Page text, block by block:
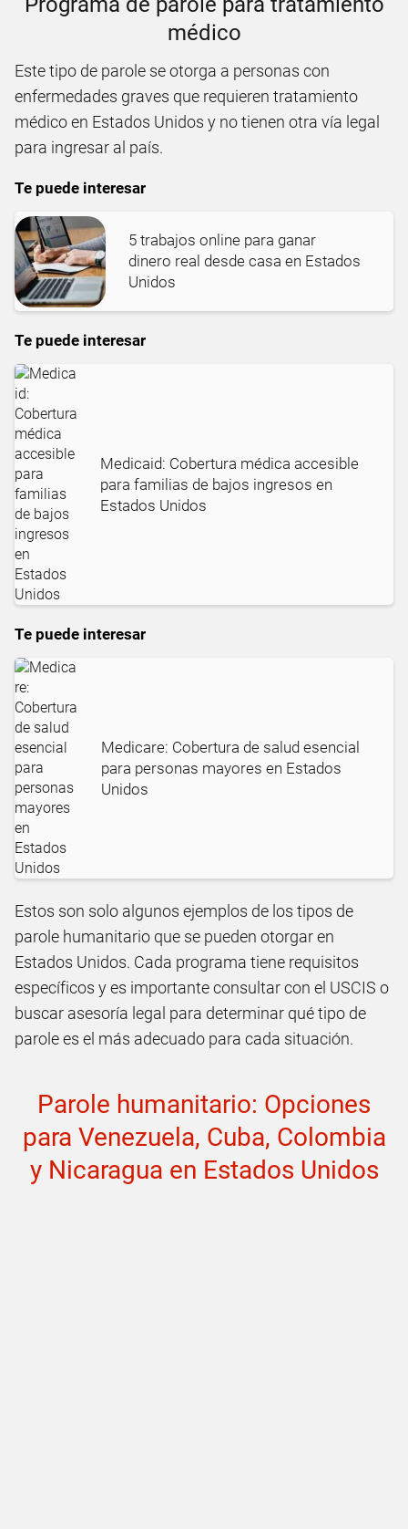
médico
Este tipo de parole se otorga a personas con
enfermedades graves que requieren tratamiento
médico en Estados Unidos y no tienen otra vía legal
para ingresar al país.
Te puede interesar
5 trabajos online para ganar
dinero real desde casa en Estados
Unidos
Te puede interesar
Medicaid: Cobertura médica accesible
para familias de bajos ingresos en
Estados Unidos
Te puede interesar
Medicare: Cobertura de salud esencial
para personas mayores en Estados
Unidos
Estos son solo algunos ejemplos de los tipos de
parole humanitario que se pueden otorgar en
Estados Unidos. Cada programa tiene requisitos
específicos y es importante consultar con el USCIS o
buscar asesoría legal para determinar qué tipo de
parole es el más adecuado para cada situación.
Parole humanitario: Opciones
para Venezuela, Cuba, Colombia
y Nicaragua en Estados Unidos